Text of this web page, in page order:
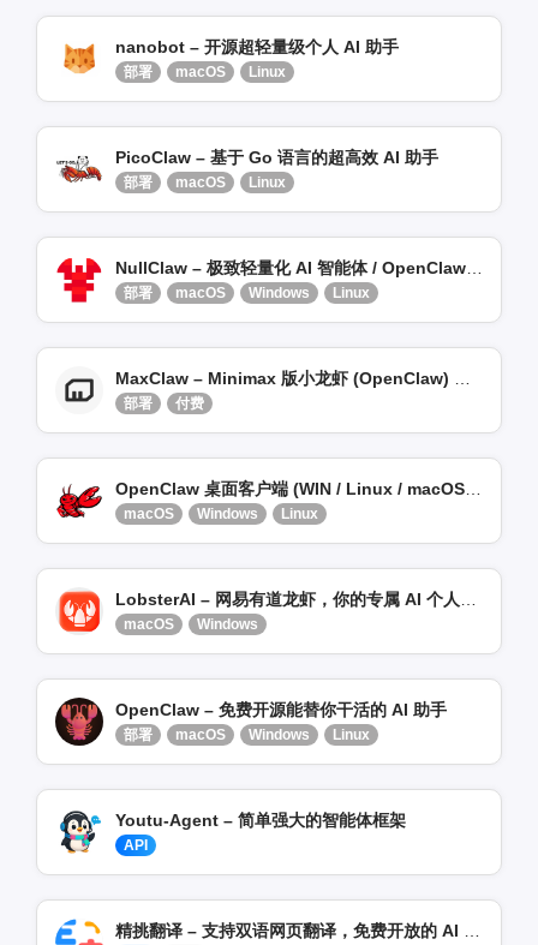
nanobot – 开源超轻量级个人 AI 助手
部署 macOS Linux
PicoClaw – 基于 Go 语言的超高效 AI 助手
部署 macOS Linux
部署 macOS Windows Linux
部署 付费
macOS Windows Linux
macOS Windows
OpenClaw – 免费开源能替你干活的 AI 助手
部署 macOS Windows Linux
Youtu-Agent – 简单强大的智能体框架
API